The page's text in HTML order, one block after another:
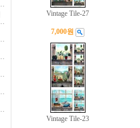
Vintage Tile-27
7,000원
Vintage Tile-23